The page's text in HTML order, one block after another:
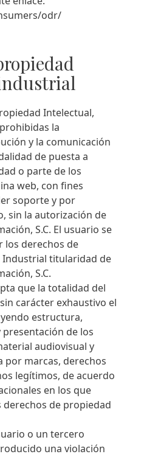
odr/
Intelectual,
la
y la comunicación
de puesta a
o parte de los
web, con fines
soporte y por
sin la autorización de
S.C. El usuario se
los derechos de
Industrial titularidad de
S.C.
que la totalidad del
carácter exhaustivo el
estructura,
de los
audiovisual y
por marcas, derechos
legítimos, de acuerdo
en los que
derechos de propiedad
o un tercero
una violación